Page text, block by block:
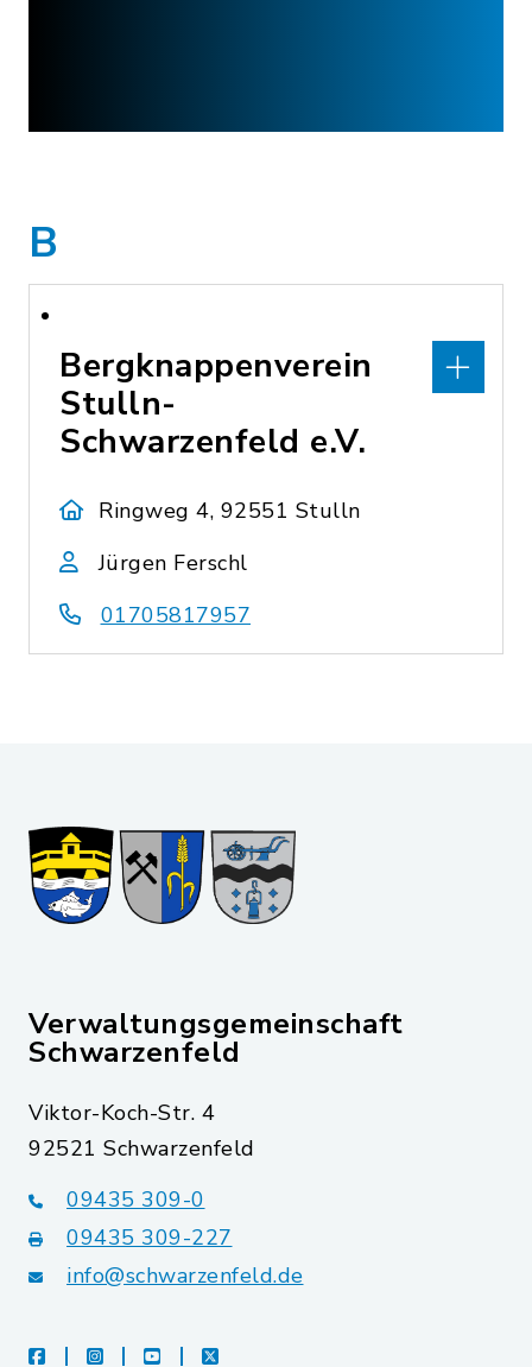
B
Bergknappenverein
Stulln-
Schwarzenfeld e.V.
Ringweg 4, 92551 Stulln
Jürgen Ferschl
01705817957
Verwaltungsgemeinschaft
Schwarzenfeld
Viktor-Koch-Str. 4
92521 Schwarzenfeld
09435 309-0
09435 309-227
info@schwarzenfeld.de
facebookinstagramyoutubeX